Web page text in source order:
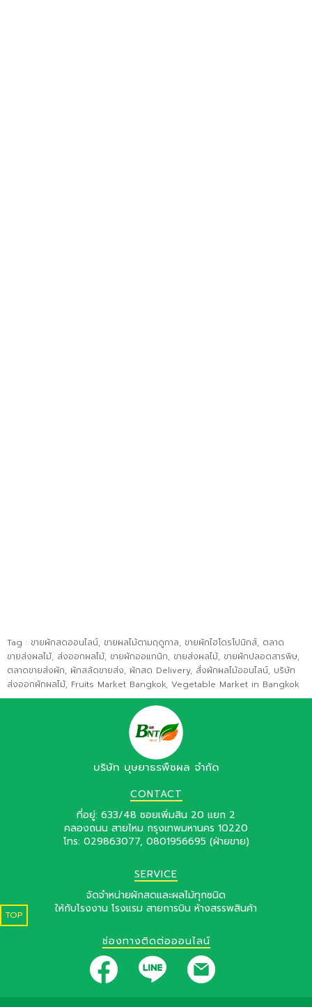
TOP
Tag : ขายผักสดออนไลน์, ขายผลไม้ตามฤดูกาล, ขายผักไฮโดรโปนิกส์, ตลาด
ขายส่งผลไม้, ส่งออกผลไม้, ขายผักออแกนิก, ขายส่งผลไม้, ขายผักปลอดสารพิษ,
ตลาดขายส่งผัก, ผักสลัดขายส่ง, ผักสด Delivery, สั่งผักผลไม้ออนไลน์, บริษัท
ส่งออกผักผลไม้, Fruits Market Bangkok, Vegetable Market in Bangkok
บริษัท บุษยาธรพืชผล จำกัด
CONTACT
ที่อยู่: 633/48 ซอยเพิ่มสิน 20 แยก 2
คลองถนน สายไหม กรุงเทพมหานคร 10220
โทร: 029863077, 0801956695 (ฝ่ายขาย)
SERVICE
จัดจำหน่ายผักสดและผลไม้ทุกชนิด
ให้กับโรงงาน โรงแรม สายการบิน ห้างสรรพสินค้า
ช่องทางติดต่อออนไลน์